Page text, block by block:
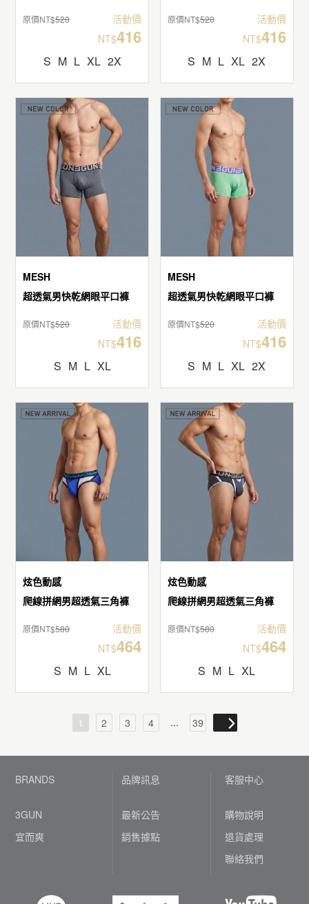
原價NT$520
活動價
NT$416
S M L XL 2X
原價NT$520
活動價
NT$416
S M L XL 2X
MESH
超透氣男快乾網眼平口褲
原價NT$520
活動價
NT$416
S M L XL
MESH
超透氣男快乾網眼平口褲
原價NT$520
活動價
NT$416
S M L XL 2X
炫色動感
爬線拼網男超透氣三角褲
原價NT$580
活動價
NT$464
S M L XL
炫色動感
爬線拼網男超透氣三角褲
原價NT$580
活動價
NT$464
S M L XL
1 2 3 4 ... 39
BRANDS
3GUN
宜而爽
品牌訊息
最新公告
銷售據點
客服中心
購物說明
退貨處理
聯絡我們